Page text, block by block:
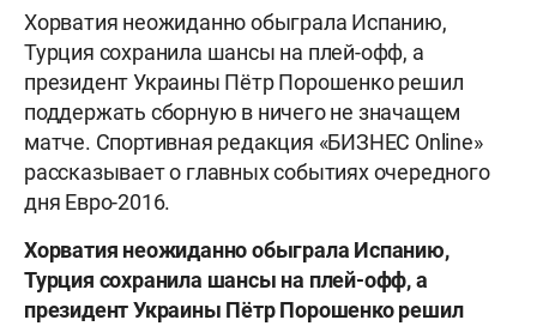
Хорватия неожиданно обыграла Испанию,
Турция сохранила шансы на плей-офф, а
президент Украины Пётр Порошенко решил
поддержать сборную в ничего не значащем
матче. Спортивная редакция «БИЗНЕС Online»
рассказывает о главных событиях очередного
дня Евро-2016.
Хорватия неожиданно обыграла Испанию,
Турция сохранила шансы на плей-офф, а
президент Украины Пётр Порошенко решил